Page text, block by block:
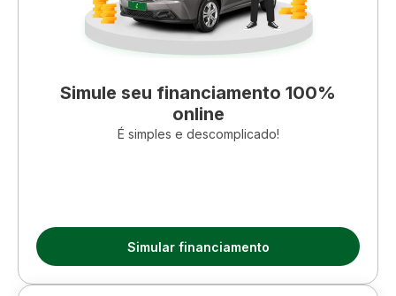
Simule seu financiamento 100%
online
É simples e descomplicado!
Simular financiamento